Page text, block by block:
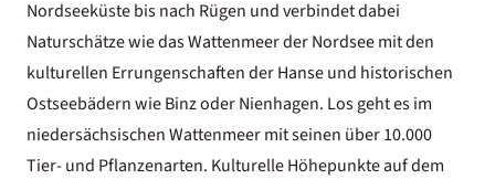
Nordseeküste bis nach Rügen und verbindet dabei
Naturschätze wie dasWattenmeer der Nordseemit den
kulturellen Errungenschaften der Hanse und historischen
Ostseebädern wie Binz oder Nienhagen. Los geht es im
niedersächsischen Wattenmeer mit seinen über 10.000
Tier- und Pflanzenarten. Kulturelle Höhepunkte auf dem